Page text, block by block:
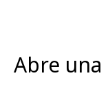
Abre